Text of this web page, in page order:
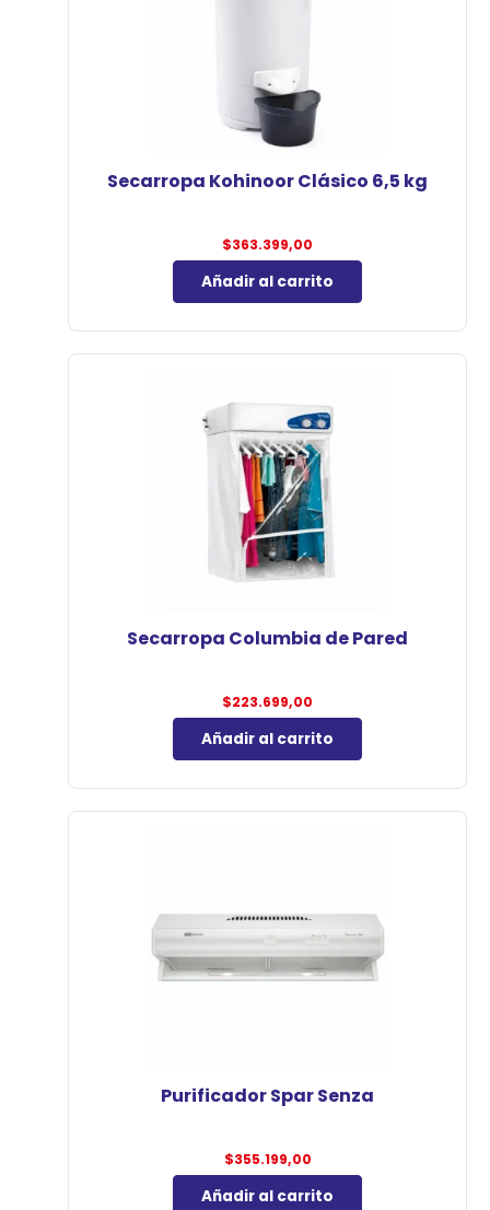
Secarropa Kohinoor Clásico 6,5 kg
$363.399,00
Añadir al carrito
Secarropa Columbia de Pared
$223.699,00
Añadir al carrito
Purificador Spar Senza
$355.199,00
Añadir al carrito